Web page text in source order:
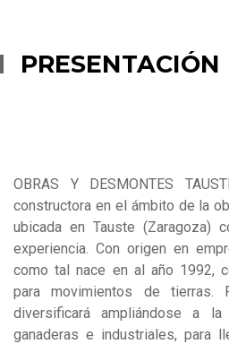
PRESENTACIÓN
OBRAS Y DESMONTES
constructora en el ámbito de la
ubicada en Tauste (Zaragoza)
experiencia. Con origen en
como tal nace en al año 1992,
para movimientos de tierras.
diversificará ampliándose a
ganaderas e industriales, para